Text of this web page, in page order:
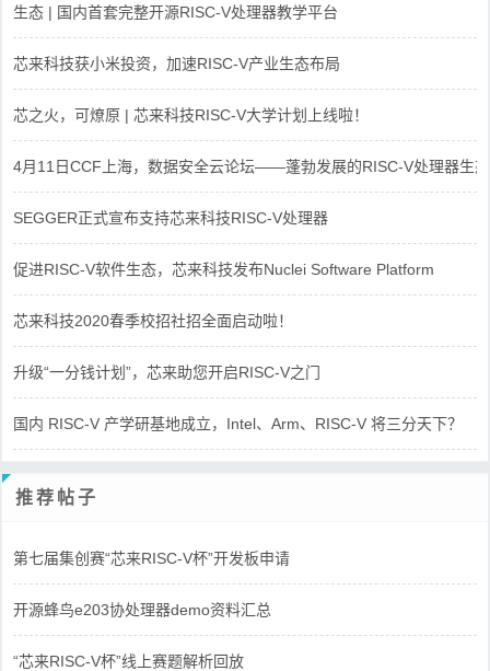
生态 | 国内首套完整开源RISC-V处理器教学平台
芯来科技获小米投资，加速RISC-V产业生态布局
芯之火，可燎原 | 芯来科技RISC-V大学计划上线啦！
4月11日CCF上海，数据安全云论坛——蓬勃发展的RISC-V处理器生态
SEGGER正式宣布支持芯来科技RISC-V处理器
促进RISC-V软件生态，芯来科技发布Nuclei Software Platform
芯来科技2020春季校招社招全面启动啦！
升级“一分钱计划”，芯来助您开启RISC-V之门
国内 RISC-V 产学研基地成立，Intel、Arm、RISC-V 将三分天下？
推荐帖子
第七届集创赛“芯来RISC-V杯”开发板申请
开源蜂鸟e203协处理器demo资料汇总
“芯来RISC-V杯”线上赛题解析回放